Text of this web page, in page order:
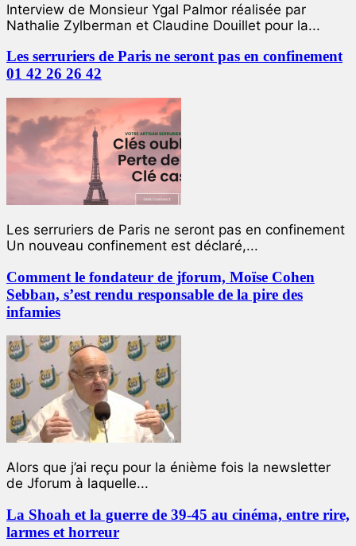
Interview de Monsieur Ygal Palmor réalisée par
Nathalie Zylberman et Claudine Douillet pour la...
Les serruriers de Paris ne seront pas en confinement
01 42 26 26 42
Les serruriers de Paris ne seront pas en confinement
Un nouveau confinement est déclaré,...
Comment le fondateur de jforum, Moïse Cohen
Sebban, s’est rendu responsable de la pire des
infamies
Alors que j’ai reçu pour la énième fois la newsletter
de Jforum à laquelle...
La Shoah et la guerre de 39-45 au cinéma, entre rire,
larmes et horreur